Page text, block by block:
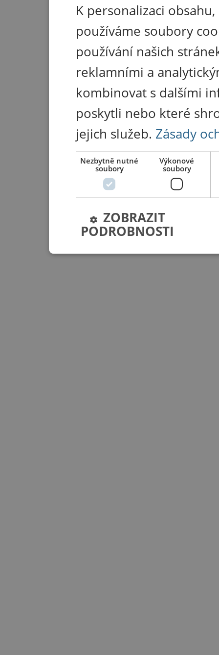
K personalizaci
používáme soubory
používání našich
reklamními a
kombinovat s dalšími
poskytli nebo které
jejich služeb. Zásady
Nezbytně nutné
soubory
Výkonové
soubory
ZOBRAZIT
PODROBNOSTI